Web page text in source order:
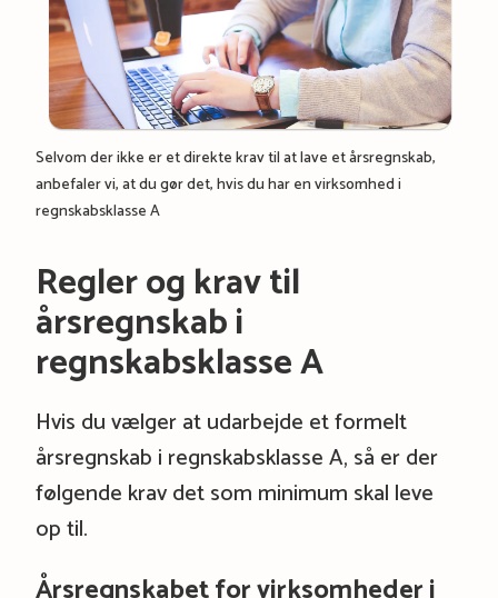
Selvom der ikke er et direkte krav til at lave et årsregnskab,
anbefaler vi, at du gør det, hvis du har en virksomhed i
regnskabsklasse A
Regler og krav til
årsregnskab i
regnskabsklasse A
Hvis du vælger at udarbejde et formelt
årsregnskab i regnskabsklasse A, så er der
følgende krav det som minimum skal leve
op til.